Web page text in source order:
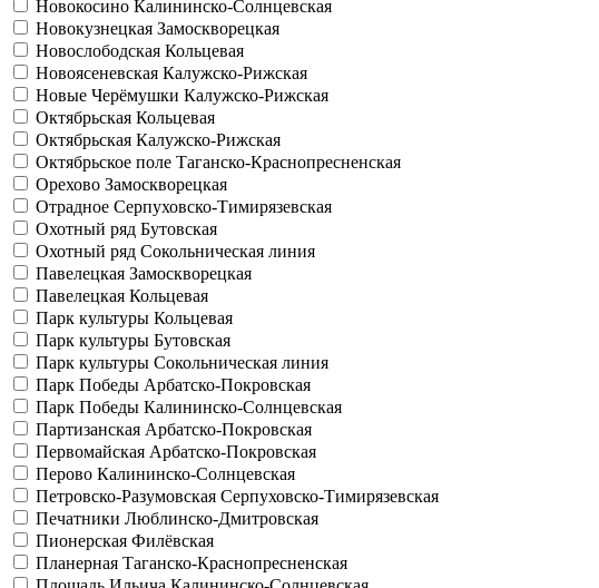
Новокосино Калининско-Солнцевская
Новокузнецкая Замоскворецкая
Новослободская Кольцевая
Новоясеневская Калужско-Рижская
Новые Черёмушки Калужско-Рижская
Октябрьская Кольцевая
Октябрьская Калужско-Рижская
Октябрьское поле Таганско-Краснопресненская
Орехово Замоскворецкая
Отрадное Серпуховско-Тимирязевская
Охотный ряд Бутовская
Охотный ряд Сокольническая линия
Павелецкая Замоскворецкая
Павелецкая Кольцевая
Парк культуры Кольцевая
Парк культуры Бутовская
Парк культуры Сокольническая линия
Парк Победы Арбатско-Покровская
Парк Победы Калининско-Солнцевская
Партизанская Арбатско-Покровская
Первомайская Арбатско-Покровская
Перово Калининско-Солнцевская
Петровско-Разумовская Серпуховско-Тимирязевская
Печатники Люблинско-Дмитровская
Пионерская Филёвская
Планерная Таганско-Краснопресненская